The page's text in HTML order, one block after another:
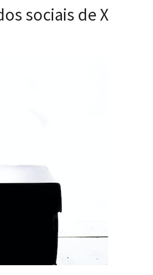
sociais de X